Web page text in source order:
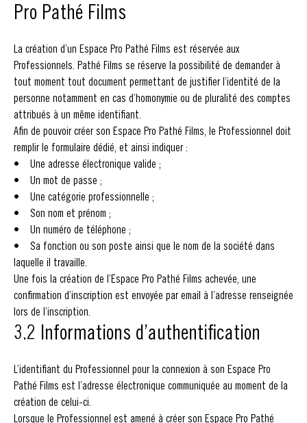
Pro Pathé Films
La création d’un Espace Pro Pathé Films est réservée aux
Professionnels. Pathé Films se réserve la possibilité de demander à
tout moment tout document permettant de justifier l’identité de la
personne notamment en cas d’homonymie ou de pluralité des comptes
attribués à un même identifiant.
Afin de pouvoir créer son Espace Pro Pathé Films, le Professionnel doit
remplir le formulaire dédié, et ainsi indiquer :
• Une adresse électronique valide ;
• Un mot de passe ;
• Une catégorie professionnelle ;
• Son nom et prénom ;
• Un numéro de téléphone ;
• Sa fonction ou son poste ainsi que le nom de la société dans
laquelle il travaille.
Une fois la création de l’Espace Pro Pathé Films achevée, une
confirmation d’inscription est envoyée par email à l’adresse renseignée
lors de l’inscription.
3.2 Informations d’authentification
L’identifiant du Professionnel pour la connexion à son Espace Pro
Pathé Films est l’adresse électronique communiquée au moment de la
création de celui-ci.
Lorsque le Professionnel est amené à créer son Espace Pro Pathé